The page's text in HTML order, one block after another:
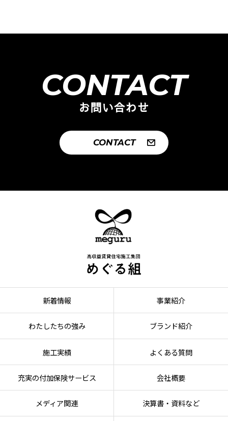
CONTACT
お問い合わせ
CONTACT
新着情報 事業紹介
わたしたちの強み ブランド紹介
施工実績 よくある質問
充実の付加保険サービス 会社概要
メディア関連 決算書・資料など